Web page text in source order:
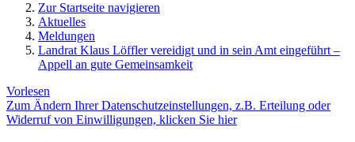
Zur Startseite navigieren
Aktuelles
Meldungen
Landrat Klaus Löffler vereidigt und in sein Amt eingeführt –
Appell an gute Gemeinsamkeit
Vorlesen
Zum Ändern Ihrer Datenschutzeinstellungen, z.B. Erteilung oder
Widerruf von Einwilligungen, klicken Sie hier